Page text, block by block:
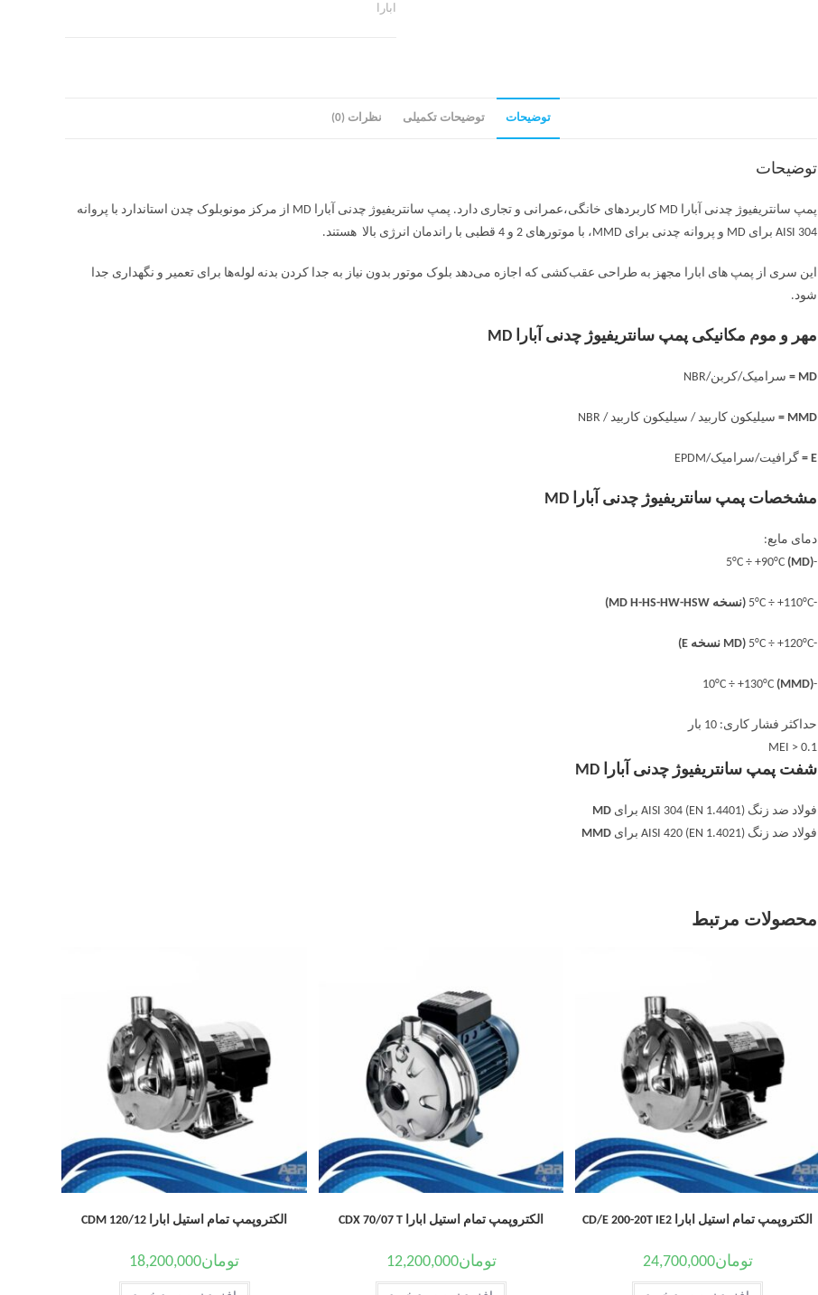
ابارا
توضیحات توضیحات تکمیلی نظرات (0)
توضیحات
پمپ سانتریفیوژ چدنی آبارا MD کاربردهای خانگی،عمرانی و تجاری دارد. پمپ سانتریفیوژ چدنی آبارا MD از مرکز مونوبلوک چدن استاندارد با پروانه
AISI 304 برای MD و پروانه چدنی برای MMD، با موتورهای 2 و 4 قطبی با راندمان انرژی بالا هستند.
این سری از پمپ های ابارا مجهز به طراحی عقب‌کشی که اجازه می‌دهد بلوک موتور بدون نیاز به جدا کردن بدنه لوله‌ها برای تعمیر و نگهداری جدا
شود.
مهر و موم مکانیکی پمپ سانتریفیوژ چدنی آبارا MD
MD = سرامیک/کربن/NBR
MMD = سیلیکون کاربید / سیلیکون کاربید / NBR
E = گرافیت/سرامیک/EPDM
مشخصات پمپ سانتریفیوژ چدنی آبارا MD
دمای مایع:
-5°C ÷ +90°C
(MD)
-5°C ÷ +110°C (نسخه MD H-HS-HW-HSW)
-5°C ÷ +120°C (MD نسخه E)
-10°C ÷ +130°C
(MMD)
حداکثر فشار کاری: 10 بار
MEI > 0.1
شفت پمپ سانتریفیوژ چدنی آبارا MD
فولاد ضد زنگ AISI 304 (EN 1.4401) برای
MD
فولاد ضد زنگ AISI 420 (EN 1.4021) برای
MMD
محصولات مرتبط
الکتروپمپ تمام استیل ابارا CD/E 200-20T IE2
تومان24,700,000
الکتروپمپ تمام استیل ابارا CDX 70/07 T
تومان12,200,000
الکتروپمپ تمام استیل ابارا CDM 120/12
تومان18,200,000